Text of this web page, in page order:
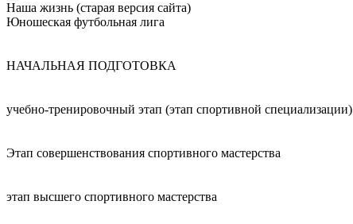
Наша жизнь (старая версия сайта)
Юношеская футбольная лига
НАЧАЛЬНАЯ ПОДГОТОВКА
учебно-тренировочный этап (этап спортивной специализации)
Этап совершенствования спортивного мастерства
этап высшего спортивного мастерства